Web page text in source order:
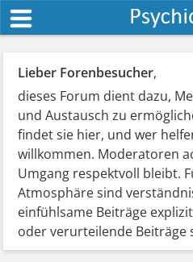
Lieber Forenbesucher,
dieses Forum dient dazu,
und Austausch zu
findet sie hier, und wer
willkommen. Moderatoren
Umgang respektvoll bleibt.
Atmosphäre sind
einfühlsame Beiträge
oder verurteilende Beiträge